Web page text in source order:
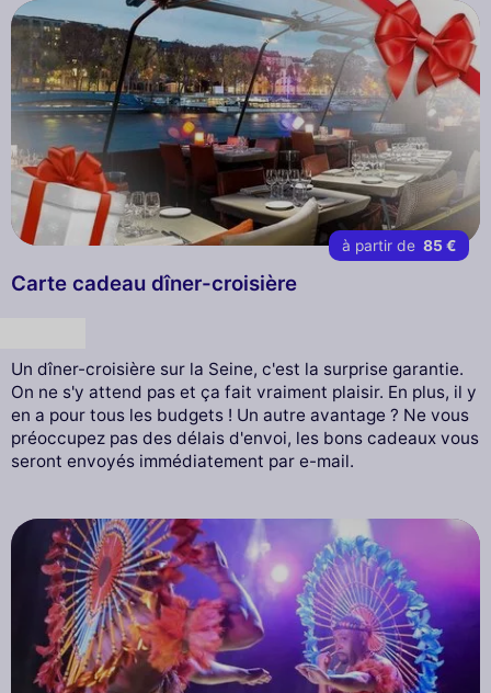
à partir de 85 €
Carte cadeau dîner-croisière
Un dîner-croisière sur la Seine, c'est la surprise garantie.
On ne s'y attend pas et ça fait vraiment plaisir. En plus, il y
en a pour tous les budgets ! Un autre avantage ? Ne vous
préoccupez pas des délais d'envoi, les bons cadeaux vous
seront envoyés immédiatement par e-mail.